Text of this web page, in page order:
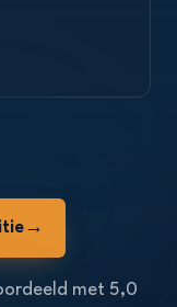
→
met 5,0